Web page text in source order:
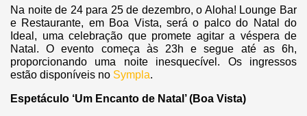
Na noite de 24 para 25 de dezembro, o Aloha! Lounge Bar
e Restaurante, em Boa Vista, será o palco do Natal do
Ideal, uma celebração que promete agitar a véspera de
Natal. O evento começa às 23h e segue até as 6h,
proporcionando uma noite inesquecível. Os ingressos
estão disponíveis no Sympla.
Espetáculo ‘Um Encanto de Natal’ (Boa Vista)